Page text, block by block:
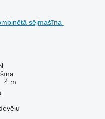
4 m